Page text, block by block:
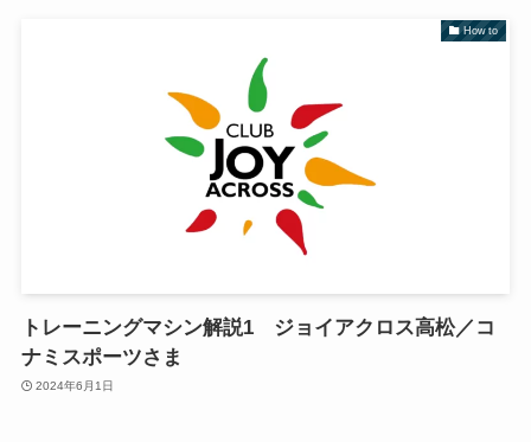
How to
トレーニングマシン解説1 ジョイアクロス高松／コ
ナミスポーツさま
2024年6月1日